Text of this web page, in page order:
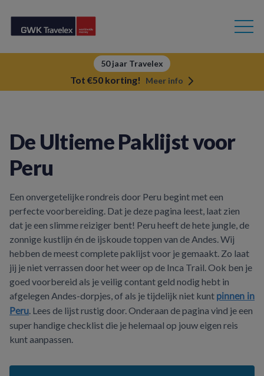
50 jaar Travelex
Tot €50 korting! Meer info
De Ultieme Paklijst voor
Peru
Een onvergetelijke rondreis door Peru begint met een
perfecte voorbereiding. Dat je deze pagina leest, laat zien
dat je een slimme reiziger bent! Peru heeft de hete jungle, de
zonnige kustlijn én de ijskoude toppen van de Andes. Wij
hebben de meest complete paklijst voor je gemaakt. Zo laat
jij je niet verrassen door het weer op de Inca Trail. Ook ben je
goed voorbereid als je veilig contant geld nodig hebt in
afgelegen Andes-dorpjes, of als je tijdelijk niet kunt pinnen in
Peru. Lees de lijst rustig door. Onderaan de pagina vind je een
super handige checklist die je helemaal op jouw eigen reis
kunt aanpassen.